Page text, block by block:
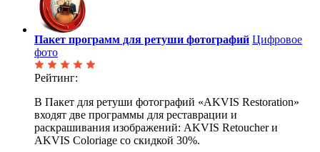
Пакет программ для ретуши фотографий Цифровое
фото
Рейтинг:
В Пакет для ретуши фотографий «AKVIS Restoration»
входят две программы для реставрации и
раскрашивания изображений: AKVIS Retoucher и
AKVIS Coloriage со скидкой 30%.